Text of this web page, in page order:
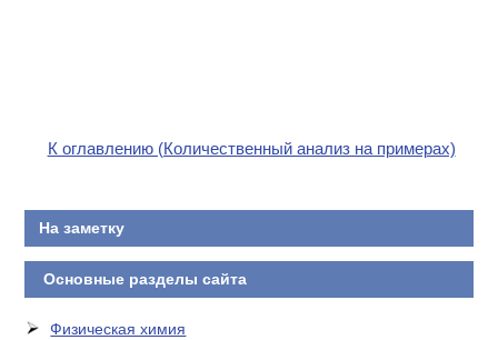
К оглавлению (Количественный анализ на примерах)
На заметку
Основные разделы сайта
Физическая химия